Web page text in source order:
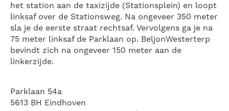
het station aan de taxizijde (Stationsplein) en loopt
linksaf over de Stationsweg. Na ongeveer 350 meter
sla je de eerste straat rechtsaf. Vervolgens ga je na
75 meter linksaf de Parklaan op. BeljonWesterterp
bevindt zich na ongeveer 150 meter aan de
linkerzijde.
Parklaan 54a
5613 BH Eindhoven